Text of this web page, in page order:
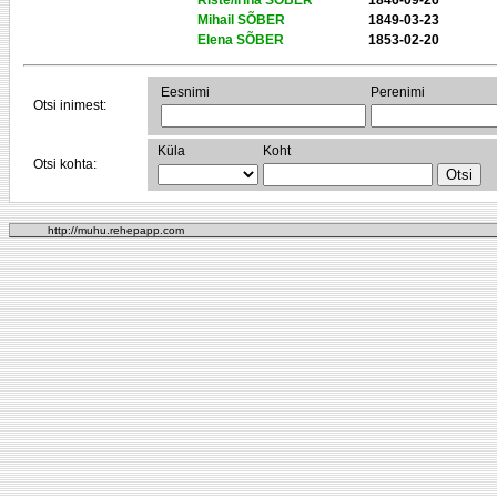
Mihail SÕBER
1849-03-23
Elena SÕBER
1853-02-20
Otsi inimest:
Eesnimi Perenimi
Otsi kohta:
Küla Koht
http://muhu.rehepapp.com